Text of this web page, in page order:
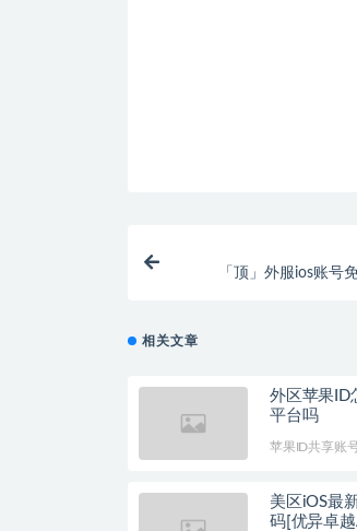
「顶」外服ios账号
相关文章
外区苹果ID
平台吗
苹果ID共享账
美区iOS最
码[优异卓越